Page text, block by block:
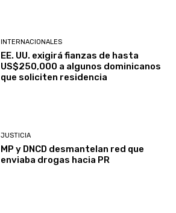
INTERNACIONALES
EE. UU. exigirá fianzas de hasta
US$250,000 a algunos dominicanos
que soliciten residencia
JUSTICIA
MP y DNCD desmantelan red que
enviaba drogas hacia PR